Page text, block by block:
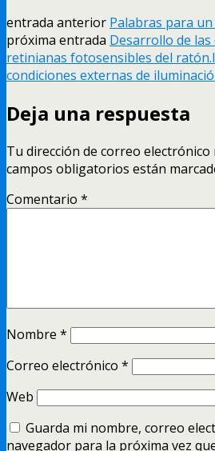
entrada anterior Palabras para
próxima entrada Desarrollo de
retinianas fotosensibles del
condiciones externas de
Deja una respuesta
Tu dirección de correo electrónico
campos obligatorios están
Comentario *
Nombre *
Correo electrónico *
Web
Guarda mi nombre, correo
navegador para la próxima vez